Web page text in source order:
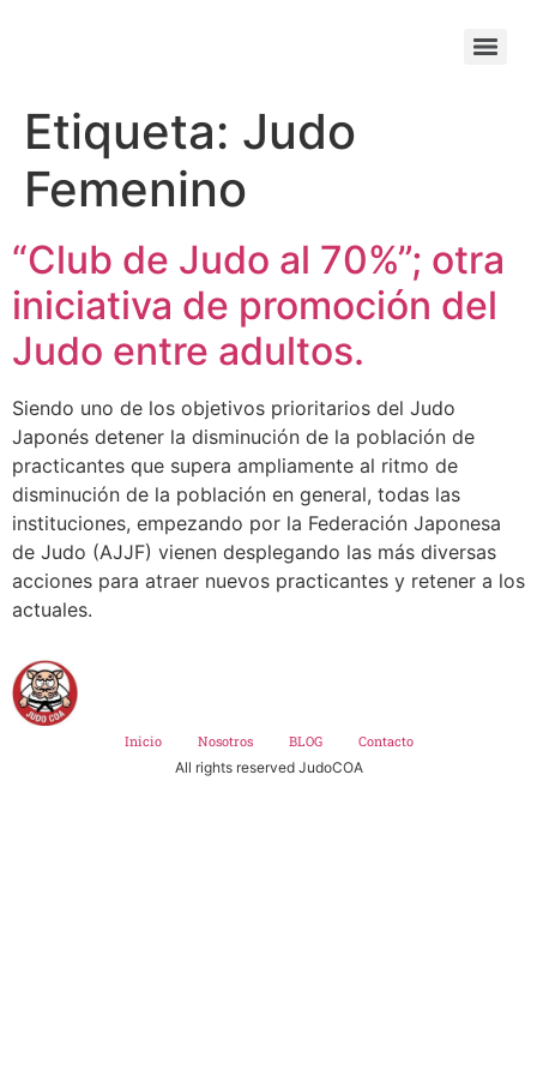
Etiqueta: Judo
Femenino
“Club de Judo al 70%”; otra
iniciativa de promoción del
Judo entre adultos.
Siendo uno de los objetivos prioritarios del Judo
Japonés detener la disminución de la población de
practicantes que supera ampliamente al ritmo de
disminución de la población en general, todas las
instituciones, empezando por la Federación Japonesa
de Judo (AJJF) vienen desplegando las más diversas
acciones para atraer nuevos practicantes y retener a los
actuales.
Inicio Nosotros BLOG
Contacto
All rights reserved JudoCOA